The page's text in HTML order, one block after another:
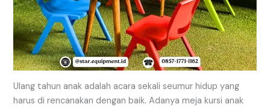
Ulang tahun anak adalah acara sekali seumur hidup yang
harus di rencanakan dengan baik. Adanya meja kursi anak